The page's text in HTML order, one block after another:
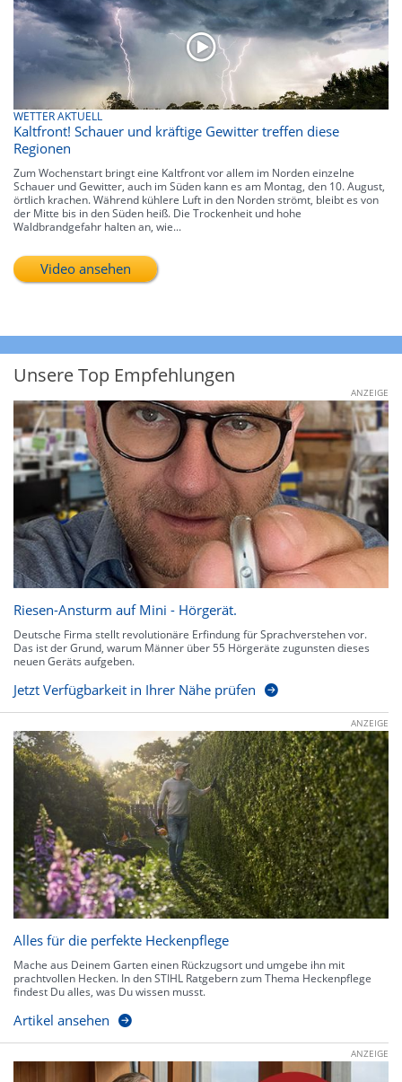
WETTER AKTUELL
Kaltfront! Schauer und kräftige Gewitter treffen diese
Regionen
Zum Wochenstart bringt eine Kaltfront vor allem im Norden einzelne
Schauer und Gewitter, auch im Süden kann es am Montag, den 10. August,
örtlich krachen. Während kühlere Luft in den Norden strömt, bleibt es von
der Mitte bis in den Süden heiß. Die Trockenheit und hohe
Waldbrandgefahr halten an, wie...
Video ansehen
Unsere Top Empfehlungen
ANZEIGE
Riesen-Ansturm auf Mini - Hörgerät.
Deutsche Firma stellt revolutionäre Erfindung für Sprachverstehen vor.
Das ist der Grund, warum Männer über 55 Hörgeräte zugunsten dieses
neuen Geräts aufgeben.
Jetzt Verfügbarkeit in Ihrer Nähe prüfen
ANZEIGE
Alles für die perfekte Heckenpflege
Mache aus Deinem Garten einen Rückzugsort und umgebe ihn mit
prachtvollen Hecken. In den STIHL Ratgebern zum Thema Heckenpflege
findest Du alles, was Du wissen musst.
Artikel ansehen
ANZEIGE